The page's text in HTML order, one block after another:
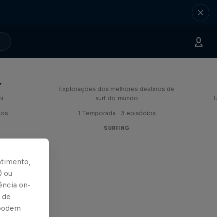
Explorações dos melhores destinos de
surf do mundo
1 Temporada · 3 episódios
SURFING
ou
on-
de